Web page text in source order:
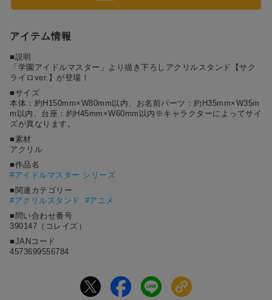
1位 #ポケットモンスター（ポケモン）
#ハイキュー!!
3位
4位 #名探偵コナン #Re:ゼロから始める異世界生活（リゼロ） #超か
アイテム情報
■説明
「学園アイドルマスター」より描き下ろしアクリルスタンド【サク
ライロver.】が登場！
■サイズ
本体：約H150mm×W80mm以内、お名前パーツ：約H35mm×W35m
m以内、台座：約H45mm×W60mm以内※キャラクターによってサイ
ズが異なります。
■素材
アクリル
■作品名
#アイドルマスター シリーズ
■関連カテゴリー
#アクリルスタンド
#アニメ
■問い合わせ番号
390147（コレイズ）
■JANコード
4573699556784